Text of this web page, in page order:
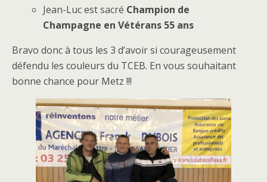
Jean-Luc est sacré Champion de
Champagne en Vétérans 55 ans
Bravo donc à tous les 3 d’avoir si courageusement
défendu les couleurs du TCEB. En vous souhaitant
bonne chance pour Metz !!!